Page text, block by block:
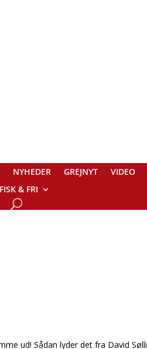
NYHEDER GREJNYT VIDEO
& FRI
ud! Sådan lyder det fra David